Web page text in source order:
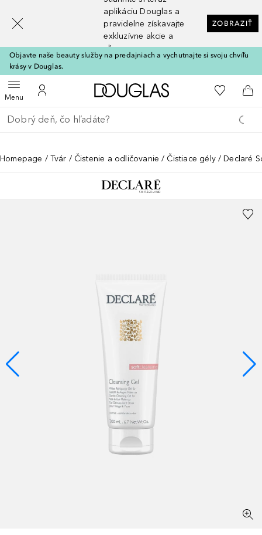
aplikáciu Douglas a
pravidelne získavajte
exkluzívne akcie a
zľavy
ZOBRAZIŤ
Objavte naše beauty služby na predajniach a vychutnajte si svoju chvíľu
krásy v Douglas.
MenuOtvoriť menuDo môjho účtu
Domov Do môjho
Do
Choď späť
Vykonajte vyhľadávanie
Homepage Tvár Čistenie a odličovanie Čistiace gély Declaré
[navigation.slideout.screenreader]